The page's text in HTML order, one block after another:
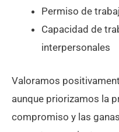
Permiso de
Capacidad de
interpersonales
Valoramos
aunque priorizamos la
compromiso y las